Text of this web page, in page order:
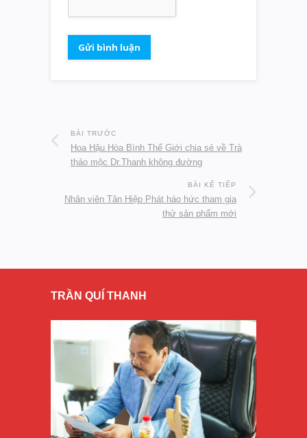
BÀI TRƯỚC
Hoa Hậu Hòa Bình Thế Giới chia sẻ về Trà
thảo mộc Dr.Thanh không đường
BÀI KẾ TIẾP
Nhân viên Tân Hiệp Phát háo hức tham gia
thử sản phẩm mới
TRẦN QUÍ THANH